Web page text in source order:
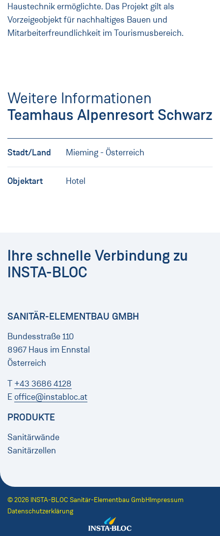
Haustechnik ermöglichte. Das Projekt gilt als
Vorzeigeobjekt für nachhaltiges Bauen und
Mitarbeiterfreundlichkeit im Tourismusbereich.
Weitere Informationen
Teamhaus Alpenresort Schwarz
Stadt/Land Mieming - Österreich
Objektart Hotel
Ihre schnelle Verbindung zu
INSTA-BLOC
SANITÄR-ELEMENTBAU GMBH
Bundesstraße 110
8967 Haus im Ennstal
Österreich
T +43 3686 4128
E office@instabloc.at
PRODUKTE
Sanitärwände
Sanitärzellen
© 2026 INSTA-BLOC Sanitär-Elementbau GmbHImpressum
Datenschutzerklärung